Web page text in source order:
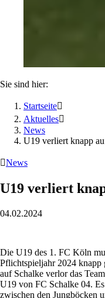
Sie sind hier:
Startseite
Aktuelles
News
U19 verliert knapp
News
U19 verliert
04.02.2024
Die U19 des 1. FC Köln
Pflichtspieljahr 2024 knapp
auf Schalke verlor das
U19 von FC Schalke 04.
zwischen den Jungböcken